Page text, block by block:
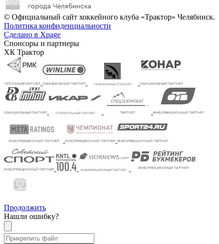
© Официальный сайт хоккейного клуба «Трактор» Челябинск.
Политика конфиденциальности
Сделано в Xpage
Спонсоры и партнеры
ХК Трактор
Продолжить
Нашли ошибку?